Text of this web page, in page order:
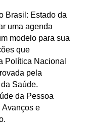
Brasil: Estado da
uma agenda
modelo para sua
que
Política Nacional
pela
Saúde.
da Pessoa
Avanços e